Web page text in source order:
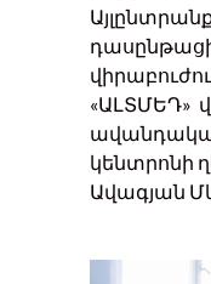
դասընթացի
«ԱԼՏՄԵԴ»
կենտրոնի
Ավագյան